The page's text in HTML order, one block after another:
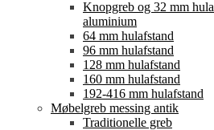
Knopgreb og 32 mm
aluminium
64 mm hulafstand
96 mm hulafstand
128 mm hulafstand
160 mm hulafstand
192-416 mm hulafstand
Møbelgreb messing antik
Traditionelle greb